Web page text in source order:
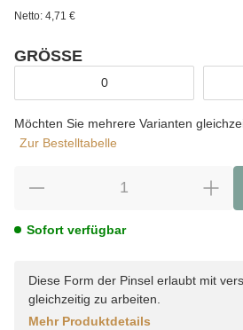
Netto: 4,71 €
GRÖSSE
0
Möchten Sie mehrere Varianten
Zur Bestelltabelle
Sofort verfügbar
Diese Form der Pinsel erlaubt mit
gleichzeitig zu arbeiten.
Mehr Produktdetails